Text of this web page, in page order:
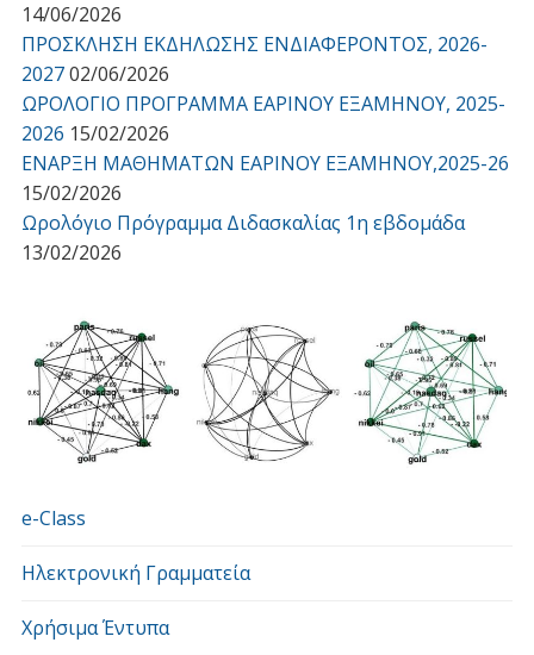
14/06/2026
ΠΡΟΣΚΛΗΣΗ ΕΚΔΗΛΩΣΗΣ ΕΝΔΙΑΦΕΡΟΝΤΟΣ, 2026-
202702/06/2026
ΩΡΟΛΟΓΙΟ ΠΡΟΓΡΑΜΜΑ ΕΑΡΙΝΟΥ ΕΞΑΜΗΝΟΥ, 2025-
2026 15/02/2026
ΕΝΑΡΞΗ ΜΑΘΗΜΑΤΩΝ ΕΑΡΙΝΟΥ ΕΞΑΜΗΝΟΥ,2025-26
15/02/2026
Ωρολόγιο Πρόγραμμα Διδασκαλίας 1η εβδομάδα
13/02/2026
e-Class
Ηλεκτρονική Γραμματεία
Χρήσιμα Έντυπα